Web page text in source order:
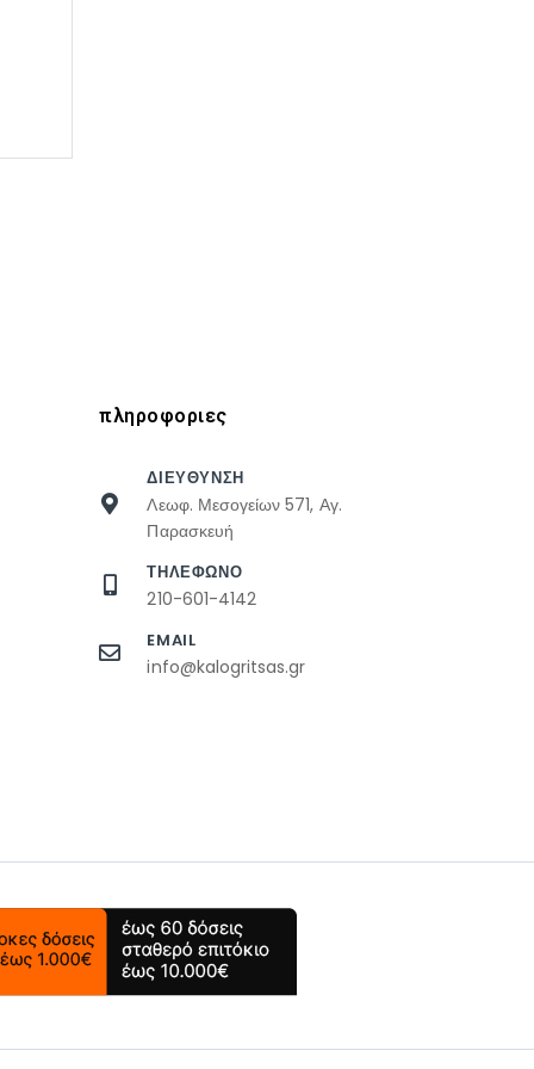
πληροφοριες
ΔΙΕΥΘΥΝΣΗ
Λεωφ. Μεσογείων 571, Αγ.
Παρασκευή
ΤΗΛΕΦΩΝΟ
210-601-4142
EMAIL
info@kalogritsas.gr